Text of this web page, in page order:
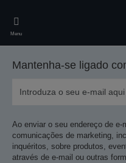
main
content
Menu
Mantenha-se ligado
Ao enviar o seu endereço de
comunicações de marketing,
inquéritos, sobre produtos,
através de e-mail ou outras